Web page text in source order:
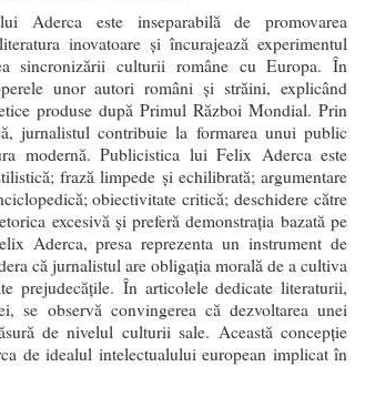
Aderca este inseparabilă de promovarea
inovatoare și încurajează experimentul
sincronizării culturii române cu Europa. În
unor autori români și străini, explicând
produse după Primul Război Mondial. Prin
jurnalistul contribuie la formarea unui public
modernă. Publicistica lui Felix Aderca este
frază limpede și echilibrată; argumentare
obiectivitate critică; deschidere către
excesivă și preferă demonstrația bazată pe
Aderca, presa reprezenta un instrument de
că jurnalistul are obligația morală de a cultiva
prejudecățile. În articolele dedicate literaturii,
se observă convingerea că dezvoltarea unei
de nivelul culturii sale. Această concepție
de idealul intelectualului european implicat în